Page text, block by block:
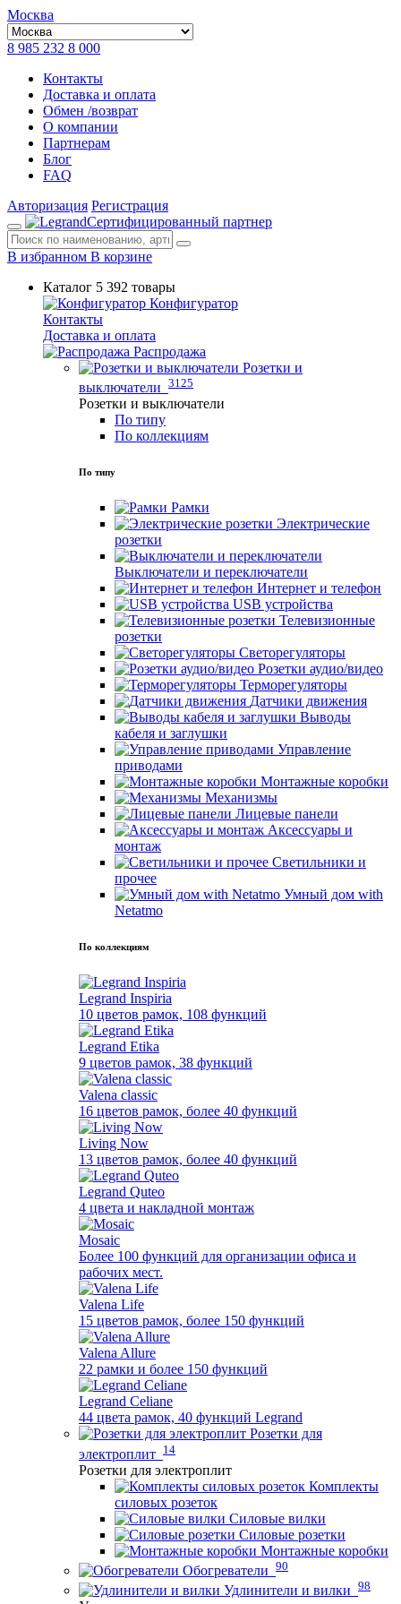
Москва
8 985 232 8 000
Контакты
Доставка и оплата
Обмен /возврат
О компании
Партнерам
Блог
FAQ
Авторизация Регистрация
Сертифицированный партнер
В избранном В корзине
Каталог 5 392 товары
Конфигуратор
Контакты
Доставка и оплата
Распродажа
Розетки и
выключатели 3125
Розетки и выключатели
По типу
По коллекциям
По типу
Рамки
Электрические
розетки
Выключатели и переключатели
Интернет и телефон
USB устройства
Телевизионные
розетки
Светорегуляторы
Розетки аудио/видео
Терморегуляторы
Датчики движения
Выводы
кабеля и заглушки
Управление
приводами
Монтажные коробки
Механизмы
Лицевые панели
Аксессуары и
монтаж
Светильники и
прочее
Умный дом with
Netatmo
По коллекциям
Legrand Inspiria
10 цветов рамок, 108 функций
Legrand Etika
9 цветов рамок, 38 функций
Valena classic
16 цветов рамок, более 40 функций
Living Now
13 цветов рамок, более 40 функций
Legrand Quteo
4 цвета и накладной монтаж
Mosaic
Более 100 функций для организации офиса и
рабочих мест.
Valena Life
15 цветов рамок, более 150 функций
Valena Allure
22 рамки и более 150 функций
Legrand Celiane
44 цвета рамок, 40 функций Legrand
Розетки для
электроплит 14
Розетки для электроплит
Комплекты
силовых розеток
Силовые вилки
Силовые розетки
Монтажные коробки
Обогреватели 90
Удлинители и вилки 98